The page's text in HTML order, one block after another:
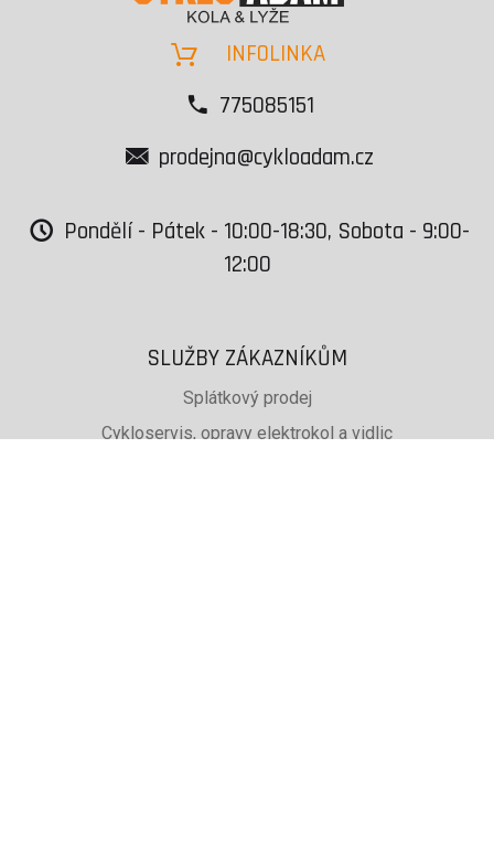
INFOLINKA
775085151
prodejna@cykloadam.cz
Pondělí - Pátek - 10:00-18:30, Sobota - 9:00-
12:00
SLUŽBY ZÁKAZNÍKŮM
Splátkový prodej
Cykloservis, opravy elektrokol a vidlic